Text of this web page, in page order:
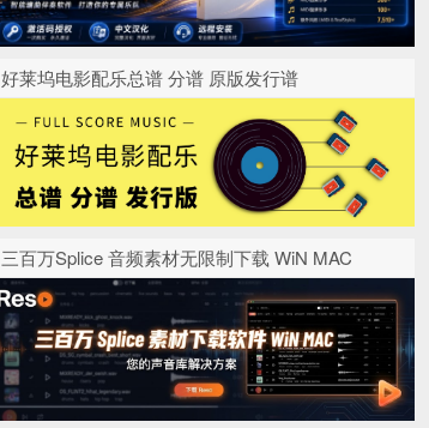
好莱坞电影配乐总谱 分谱 原版发行谱
三百万Splice 音频素材无限制下载 WiN MAC